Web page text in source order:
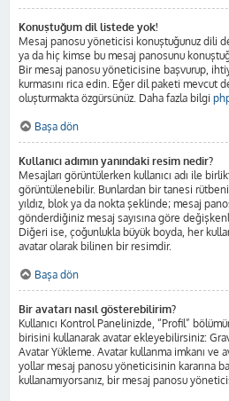
Konuştuğum dil listede yok!
Mesaj panosu yöneticisi konuştuğunuz dili
ya da hiç kimse bu mesaj panosunu
Bir mesaj panosu yöneticisine başvurup,
kurmasını rica edin. Eğer dil paketi mevcut
oluşturmakta özgürsünüz. Daha fazla bilgi
Başa dön
Kullanıcı adımın yanındaki resim nedir?
Mesajları görüntülerken kullanıcı adı ile
görüntülenebilir. Bunlardan bir tanesi
yıldız, blok ya da nokta şeklinde; mesaj
gönderdiğiniz mesaj sayısına göre
Diğeri ise, çoğunlukla büyük boyda, her
avatar olarak bilinen bir resimdir.
Başa dön
Bir avatarı nasıl gösterebilirim?
Kullanıcı Kontrol Panelinizde, “Profil”
birisini kullanarak avatar ekleyebilirsiniz:
Avatar Yükleme. Avatar kullanma imkanı ve
yollar mesaj panosu yöneticisinin kararına
kullanamıyorsanız, bir mesaj panosu